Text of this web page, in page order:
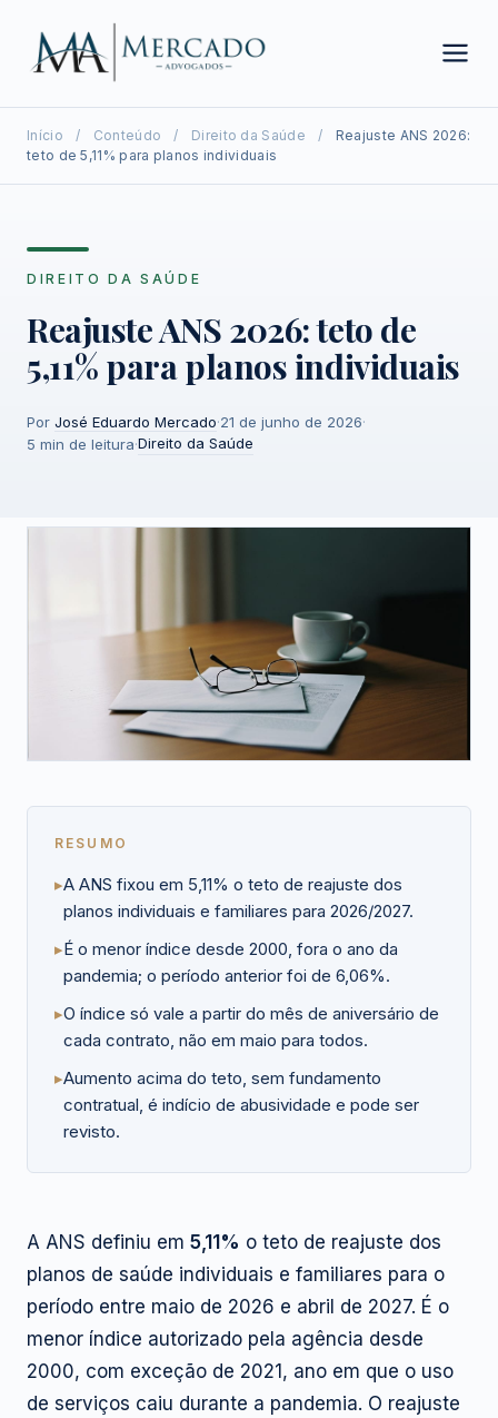
Início / Conteúdo / Direito da Saúde /
Reajuste ANS 2026:
teto de 5,11% para planos individuais
DIREITO DA SAÚDE
Reajuste ANS 2026: teto de
5,11% para planos individuais
Por José Eduardo Mercado·21 de junho de 2026·
5 min de leitura·Direito da Saúde
RESUMO
▸A ANS fixou em 5,11% o teto de reajuste dos
planos individuais e familiares para 2026/2027.
▸É o menor índice desde 2000, fora o ano da
pandemia; o período anterior foi de 6,06%.
▸O índice só vale a partir do mês de aniversário de
cada contrato, não em maio para todos.
▸Aumento acima do teto, sem fundamento
contratual, é indício de abusividade e pode ser
revisto.
A ANS definiu em 5,11% o teto de reajuste dos
planos de saúde individuais e familiares para o
período entre maio de 2026 e abril de 2027. É o
menor índice autorizado pela agência desde
2000, com exceção de 2021, ano em que o uso
de serviços caiu durante a pandemia. O reajuste